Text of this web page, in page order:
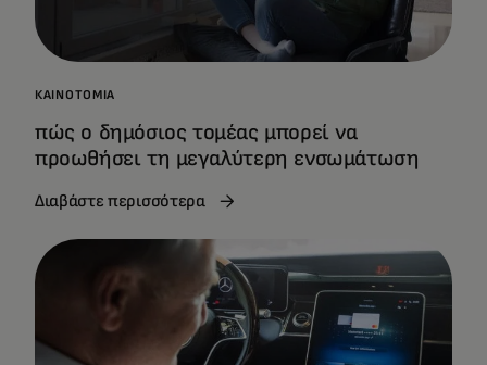
ΚΑΙΝΟΤΟΜΊΑ
πώς ο δημόσιος τομέας μπορεί να
προωθήσει τη μεγαλύτερη ενσωμάτωση
Διαβάστε περισσότερα